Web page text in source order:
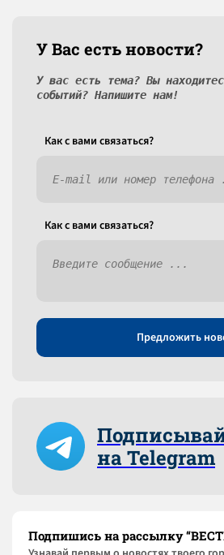
У Вас есть новости?
У вас есть тема? Вы
событий? Напишите нам!
Как c вами связаться?
Как c вами связаться?
Предложить
на Telegram
Подпишись на рассылку